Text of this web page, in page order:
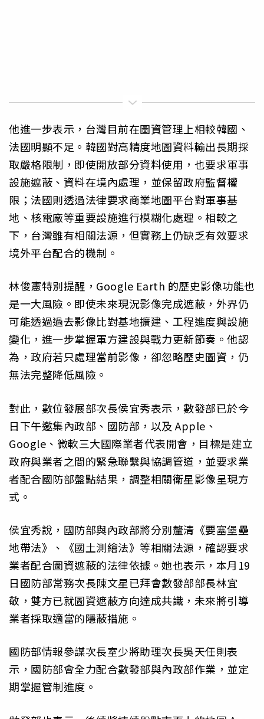
他進一步表示，台灣目前在圖資管理上相較韓國、
法國明顯不足。韓國對高精度地圖資料輸出長期採
取嚴格限制，即使開放部分資料使用，也要求軍事
設施遮蔽、資料在境內處理，並保留政府監督權
限；法國則透過法律要求商業地圖平台對軍事基
地、核電廠等重要設施進行模糊化處理。相較之
下，台灣雖有相關法源，但實務上仍缺乏有效要求
境外平台配合的機制。
林俊憲特別提醒，Google Earth 的歷史影像功能也
是一大風險。即使未來現況影像完成遮蔽，外界仍
可能透過過去影像比對基地擴建、工程進度與設施
變化，進一步掌握軍方建設與戰力更新節奏。他認
為，政府若只處理當前影像，卻忽略歷史圖資，仍
無法完整降低風險。
對此，數位發展部次長侯宜秀表示，數發部已於今
日下午邀集內政部、國防部，以及 Apple、
Google、微軟三大國際業者代表開會，目標是建立
政府與業者之間的緊急聯繫與協調管道，並要求業
者配合國防部盤點結果，調整相關衛星影像呈現方
式。
侯宜秀說，國防部與內政部將分別釐清《要塞堡壘
地帶法》、《國土測繪法》等相關法源，確認要求
業者配合圖資遮蔽的法律依據。她也表示，本月19
日國防部常務次長陳文星已拜會數發部部長林宜
敬，雙方已就圖資遮蔽方向達成共識，未來將引導
業者採取適當的隱蔽措施。
國防部情報參謀次長室少將助理次長吳天任則表
示，國防部會全力配合數發部與內政部作業，並定
期掌握管制進度。